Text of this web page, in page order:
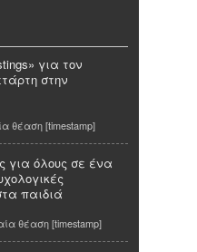
για τον
στην
θέαση [timestamp]
για όλους σε ένα
παιδιά
θέαση [timestamp]